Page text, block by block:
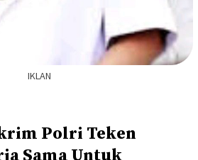
IKLAN
Polri Teken
Sama Untuk